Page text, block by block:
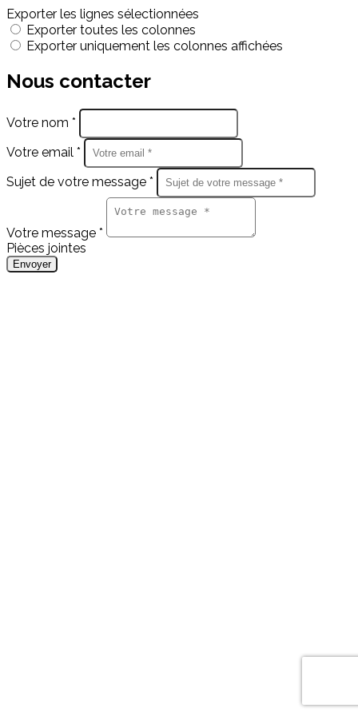
Exporter les lignes sélectionnées
Exporter toutes les colonnes
Exporter uniquement les colonnes affichées
Nous contacter
Votre nom *
Votre email *
Sujet de votre message *
Votre message *
Pièces jointes
Envoyer